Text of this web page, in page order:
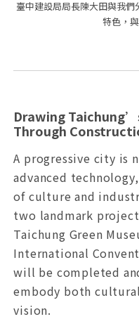
臺中建設局局長陳大田與我
特色，
Drawing
Through
A progressive city is
advanced
of culture and
two landmark
Taichung Green
International
will be completed
embody both
vision.